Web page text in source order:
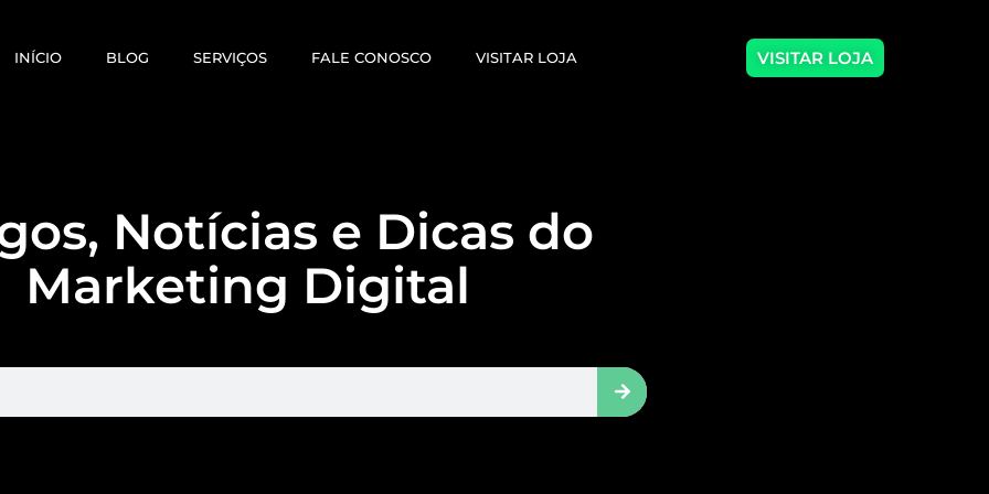
INÍCIO BLOG SERVIÇOS FALE CONOSCO VISITAR LOJA VISITAR LOJA
Notícias e Dicas do
Marketing Digital